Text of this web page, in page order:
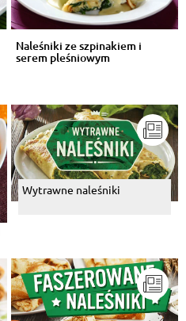
Naleśniki ze szpinakiem i
serem pleśniowym
Wytrawne naleśniki